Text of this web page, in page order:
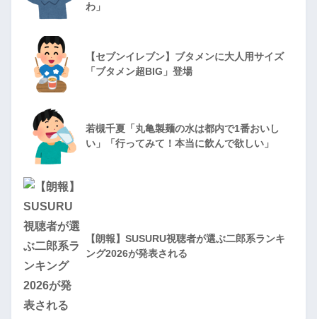
わ」
【セブンイレブン】ブタメンに大人用サイズ
「ブタメン超BIG」登場
若槻千夏「丸亀製麺の水は都内で1番おいし
い」「行ってみて！本当に飲んで欲しい」
【朗報】SUSURU視聴者が選ぶ二郎系ランキ
ング2026が発表される